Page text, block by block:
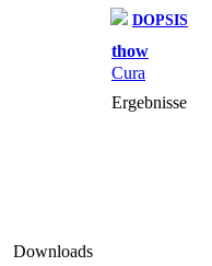
DOPSIS
thow
Cura
Ergebnisse
Downloads